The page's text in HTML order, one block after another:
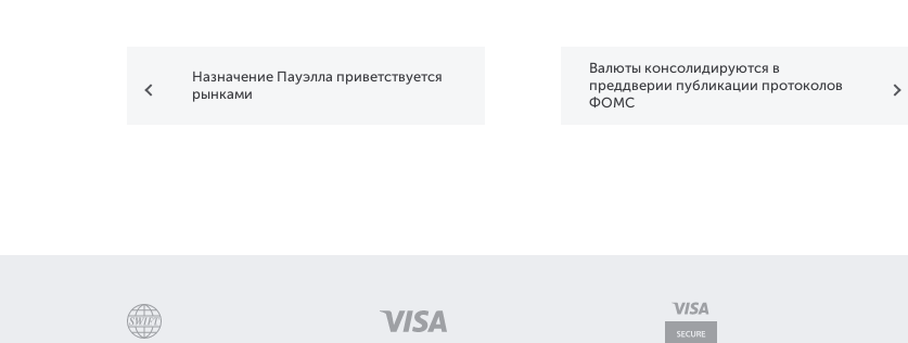
Назначение Пауэлла приветствуется
рынками
Валюты консолидируются в
преддверии публикации протоколов
ФОМС